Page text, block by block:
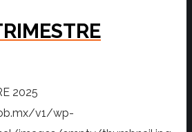
2025
v1/wp-